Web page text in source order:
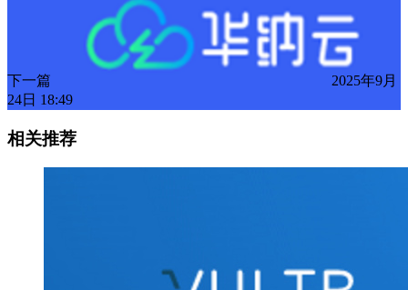
下一篇
2025年9月
24日 18:49
相关推荐